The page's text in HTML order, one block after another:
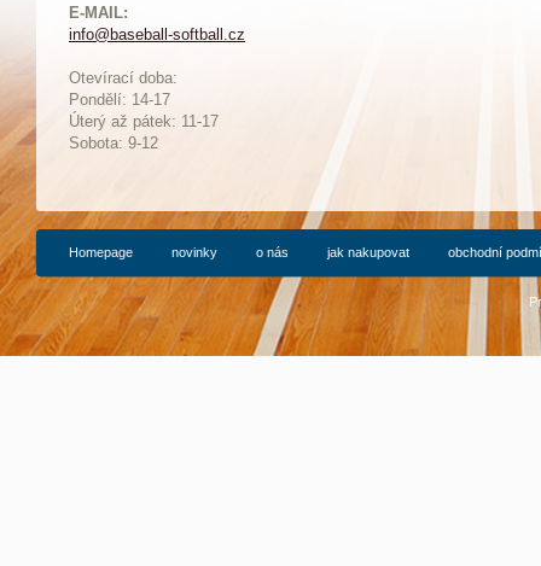
E-MAIL:
info@baseball-softball.cz
Otevírací doba:
Pondělí: 14-17
Úterý až pátek: 11-17
Sobota: 9-12
Homepage novinky o nás jak nakupovat obchodní